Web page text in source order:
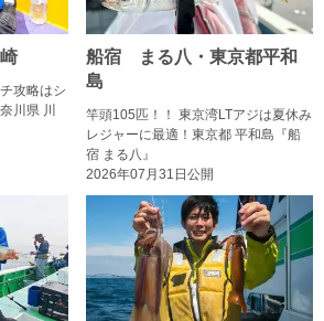
攻略はシ
川県 川
船宿 まる八・東京都平和
島
竿頭105匹！！ 東京湾LTアジは夏休み
レジャーに最適！東京都 平和島『船
宿 まる八』
2026年07月31日公開